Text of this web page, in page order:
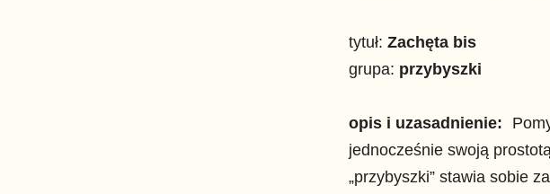
tytuł: Zachęta bis
grupa: przybyszki
opis i uzasadnienie:
jednocześnie swoją
„przybyszki” stawia sobie